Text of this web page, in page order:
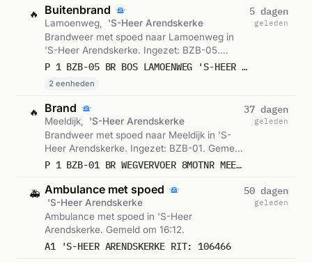
🔥 Buitenbrand
Lamoenweg,
'S-Heer Arendskerke
Brandweer met spoed naar Lamoenweg in
'S-Heer Arendskerke. Ingezet: BZB-05.
Gemeld om 15:39.
P 1 BZB-05 BR BOS LAMOENWEG 'S-HEER ARENDSKERKE 198960 198981
2 eenheden
5 dagen
geleden
🔥 Brand
Meeldijk,
'S-Heer Arendskerke
Brandweer met spoed naar Meeldijk in 'S-
Heer Arendskerke. Ingezet: BZB-01. Gemeld
om 18:12.
P 1 BZB-01 BR WEGVERVOER 8MOTNR MEELDIJK 'S-HEER ARENDSKERKE 194930
37 dagen
geleden
🚑 Ambulance met spoed
'S-Heer Arendskerke
Ambulance met spoed in 'S-Heer
Arendskerke. Gemeld om 16:12.
A1 'S-HEER ARENDSKERKE RIT: 106466
50 dagen
geleden